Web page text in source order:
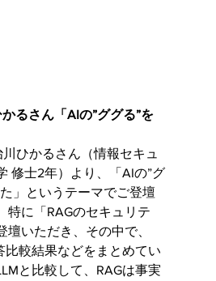
るさん「AIの”ググる”を
ひかるさん（情報セキュ
修士2年）より、「AIの”グ
」というテーマでご登壇
特に「RAGのセキュリテ
壇いただき、その中で、
比較結果などをまとめてい
と比較して、RAGは事実